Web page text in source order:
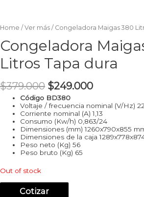
Home /Ver más / Congeladora Maigas 380
Congeladora
Litros Tapa dura
$379.000 $249.000
Código BD380
Voltaje / frecuencia nominal (V/Hz)
Corriente nominal (A) 1,13
Consumo (Kw/h) 0,863/24
Dimensiones (mm) 1260x790x855
Dimensiones de la caja
Peso neto (Kg) 56
Peso bruto (Kg) 65
Out of stock
Cotizar